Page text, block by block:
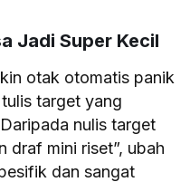
Jadi Super Kecil
otak otomatis panik
target yang
nulis target
draf mini riset”, ubah
dan sangat